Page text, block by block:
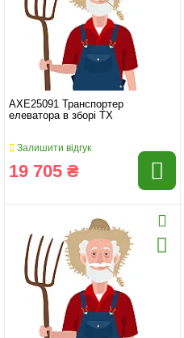
AXE25091 Транспортер
елеватора в зборі TX
Залишити відгук
19 705 ₴